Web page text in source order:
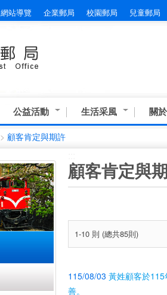
網站導覽 企業郵局 校園郵局 兒童郵局
公益活動 生活采風 關
> 顧客肯定與期許
顧客肯定與
1-10 則 (總共85則)
115/08/03 黃姓顧客於
善。